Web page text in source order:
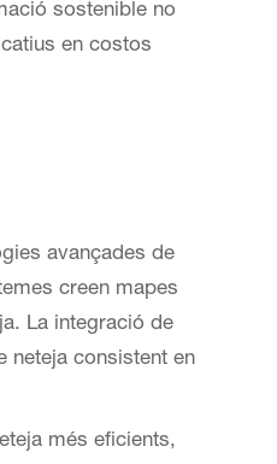
sostenible no
en costos
avançades de
creen mapes
La integració de
neteja consistent en
més eficients,